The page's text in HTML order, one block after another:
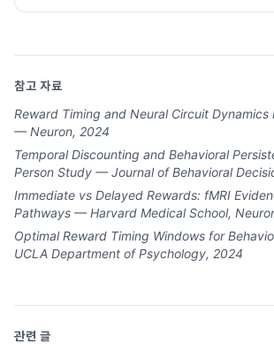
참고 자료
Reward Timing and Neural Circuit Dynamics
— Neuron, 2024
Temporal Discounting and Behavioral
Person Study — Journal of Behavioral
Immediate vs Delayed Rewards: fMRI
Pathways — Harvard Medical School,
Optimal Reward Timing Windows for
UCLA Department of Psychology, 2024
관련 글